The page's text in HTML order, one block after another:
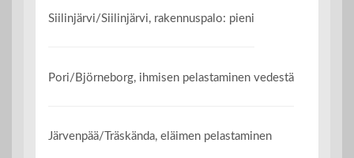
Siilinjärvi/Siilinjärvi, rakennuspalo: pieni
Pori/Björneborg, ihmisen pelastaminen vedestä
Järvenpää/Träskända, eläimen pelastaminen